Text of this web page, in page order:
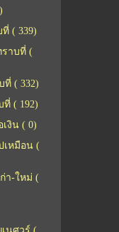
( 339)
าบที่ (
( 332)
( 192)
งิน ( 0)
เหมือน (
า-ใหม่ (